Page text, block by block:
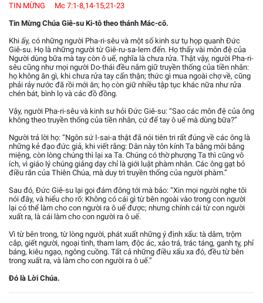
TIN MỪNG Mc 7:1-8,14-15,21-23
Tin Mừng Chúa Giê-su Ki-tô theo thánh Mác-cô.
Khi ấy, có những người Pha-ri-sêu và một số kinh sư tụ họp quanh Đức
Giê-su. Họ là những người từ Giê-ru-sa-lem đến. Họ thấy vài môn đệ của
Người dùng bữa mà tay còn ô uế, nghĩa là chưa rửa. Thật vậy, người Pha-ri-
sêu cũng như mọi người Do-thái đều nắm giữ truyền thống của tiền nhân:
họ không ăn gì, khi chưa rửa tay cẩn thận; thức gì mua ngoài chợ về, cũng
phải rảy nước đã rồi mới ăn; họ còn giữ nhiều tập tục khác nữa như rửa
chén bát, bình lọ và các đồ đồng.
Vậy, người Pha-ri-sêu và kinh sư hỏi Đức Giê-su: “Sao các môn đệ của ông
không theo truyền thống của tiền nhân, cứ để tay ô uế mà dùng bữa?”
Người trả lời họ: “Ngôn sứ I-sai-a thật đã nói tiên tri rất đúng về các ông là
những kẻ đạo đức giả, khi viết rằng: Dân này tôn kính Ta bằng môi bằng
miệng, còn lòng chúng thì lại xa Ta. Chúng có thờ phượng Ta thì cũng vô
ích, vì giáo lý chúng giảng dạy chỉ là giới luật phàm nhân. Các ông gạt bỏ
điều răn của Thiên Chúa, mà duy trì truyền thống của người phàm.”
Sau đó, Đức Giê-su lại gọi đám đông tới mà bảo: “Xin mọi người nghe tôi
nói đây, và hiểu cho rõ: Không có cái gì từ bên ngoài vào trong con người
lại có thể làm cho con người ra ô uế được; nhưng chính cái từ con người
xuất ra, là cái làm cho con người ra ô uế.
Vì từ bên trong, từ lòng người, phát xuất những ý định xấu: tà dâm, trộm
cắp, giết người, ngoại tình, tham lam, độc ác, xảo trá, trác táng, ganh tỵ, phỉ
báng, kiêu ngạo, ngông cuồng. Tất cả những điều xấu xa đó, đều từ bên
trong xuất ra, và làm cho con người ra ô uế.”
Đó là Lời Chúa.